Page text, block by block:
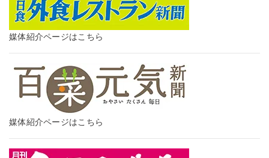
媒体紹介ページはこちら
媒体紹介ページはこちら